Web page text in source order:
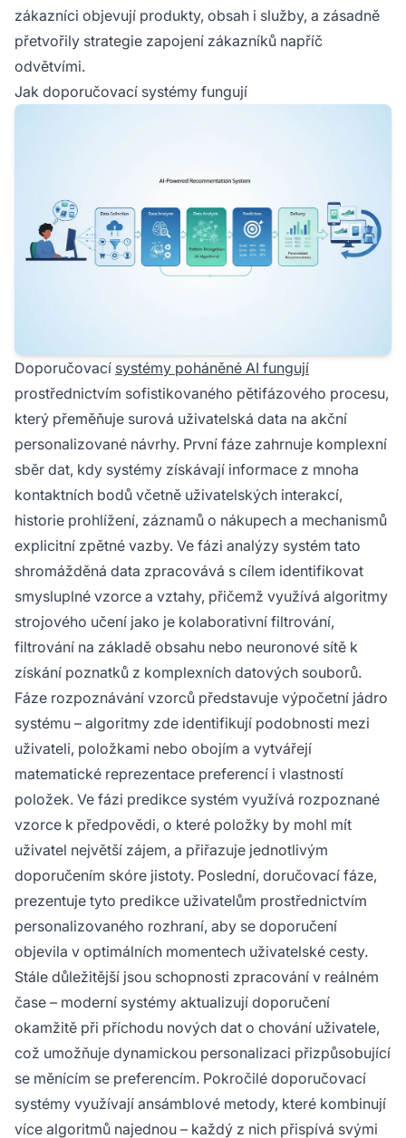
zákazníci objevují produkty, obsah i služby, a zásadně
přetvořily strategie zapojení zákazníků napříč
odvětvími.
Jak doporučovací systémy fungují
Doporučovací systémy poháněné AI fungují
prostřednictvím sofistikovaného pětifázového procesu,
který přeměňuje surová uživatelská data na akční
personalizované návrhy. První fáze zahrnuje komplexní
sběr dat, kdy systémy získávají informace z mnoha
kontaktních bodů včetně uživatelských interakcí,
historie prohlížení, záznamů o nákupech a mechanismů
explicitní zpětné vazby. Ve fázi analýzy systém tato
shromážděná data zpracovává s cílem identifikovat
smysluplné vzorce a vztahy, přičemž využívá algoritmy
strojového učení jako je kolaborativní filtrování,
filtrování na základě obsahu nebo neuronové sítě k
získání poznatků z komplexních datových souborů.
Fáze rozpoznávání vzorců představuje výpočetní jádro
systému – algoritmy zde identifikují podobnosti mezi
uživateli, položkami nebo obojím a vytvářejí
matematické reprezentace preferencí i vlastností
položek. Ve fázi predikce systém využívá rozpoznané
vzorce k předpovědi, o které položky by mohl mít
uživatel největší zájem, a přiřazuje jednotlivým
doporučením skóre jistoty. Poslední, doručovací fáze,
prezentuje tyto predikce uživatelům prostřednictvím
personalizovaného rozhraní, aby se doporučení
objevila v optimálních momentech uživatelské cesty.
Stále důležitější jsou schopnosti zpracování v reálném
čase – moderní systémy aktualizují doporučení
okamžitě při příchodu nových dat o chování uživatele,
což umožňuje dynamickou personalizaci přizpůsobující
se měnícím se preferencím. Pokročilé doporučovací
systémy využívají ansámblové metody, které kombinují
více algoritmů najednou – každý z nich přispívá svými